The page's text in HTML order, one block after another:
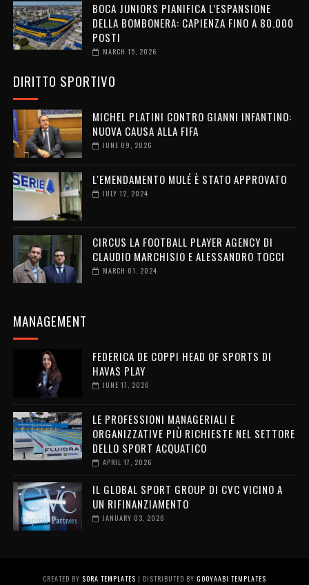
BOCA JUNIORS PIANIFICA L’ESPANSIONE
DELLA BOMBONERA: CAPIENZA FINO A 80.000
POSTI
MARCH 15, 2026
DIRITTO SPORTIVO
MICHEL PLATINI CONTRO GIANNI INFANTINO:
NUOVA CAUSA ALLA FIFA
JUNE 09, 2026
L'EMENDAMENTO MULÉ È STATO APPROVATO
JULY 12, 2024
CIRCUS LA FOOTBALL PLAYER AGENCY DI
CLAUDIO MARCHISIO E ALESSANDRO TOCCI
MARCH 01, 2024
MANAGEMENT
FEDERICA DE COPPI HEAD OF SPORTS DI
HAVAS PLAY
JUNE 17, 2026
LE PROFESSIONI MANAGERIALI E
ORGANIZZATIVE PIÙ RICHIESTE NEL SETTORE
DELLO SPORT ACQUATICO
APRIL 17, 2026
IL GLOBAL SPORT GROUP DI CVC VICINO A
UN RIFINANZIAMENTO
JANUARY 03, 2026
CREATED BY SORA TEMPLATES | DISTRIBUTED BY GOOYAABI TEMPLATES